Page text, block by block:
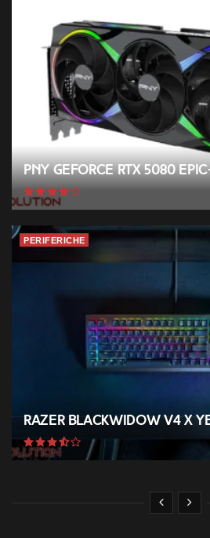
PNY GeForce RTX 5080
PERIFERICHE
Razer BlackWidow V4 X